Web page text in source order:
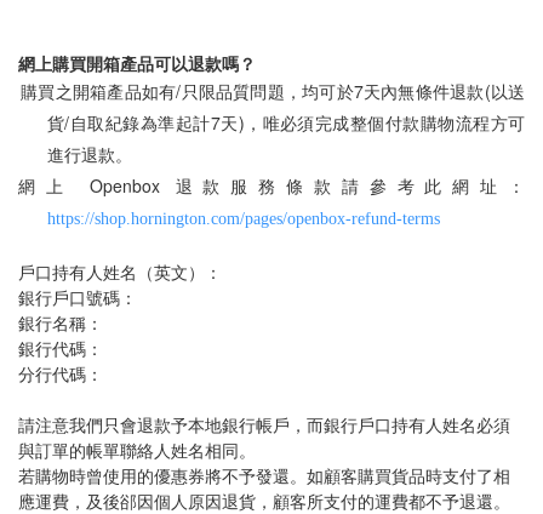
網上購買開箱產品可以退款嗎？
購買之開箱產品如有/只限品質問題，均可於7天內無條件退款 ( 以送
貨/ 自取紀錄為準起計7天) ，唯必須完成整個付款購物流程方可
進行退款。
網上
Openbox
退款服務條款請參考此網址：
https://shop.hornington.com/pages/openbox-refund-terms
戶口持有人姓名（英文）：
銀行戶口號碼：
銀行名稱：
銀行代碼：
分行代碼：
請注意我們只會退款予本地銀行帳戶，而銀行戶口持有人姓名必須
與訂單的帳單聯絡人姓名相同。
若購物時曾使用的優惠券將不予發還。如顧客購買貨品時支付了相
應運費，及後郤因個人原因退貨，顧客所支付的運費都不予退還。